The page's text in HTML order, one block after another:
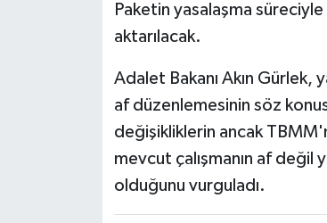
Paketin yasalaşma
aktarılacak.
Adalet Bakanı Akın Gürlek,
af düzenlemesinin söz
değişikliklerin ancak
mevcut çalışmanın af
olduğunu vurguladı.